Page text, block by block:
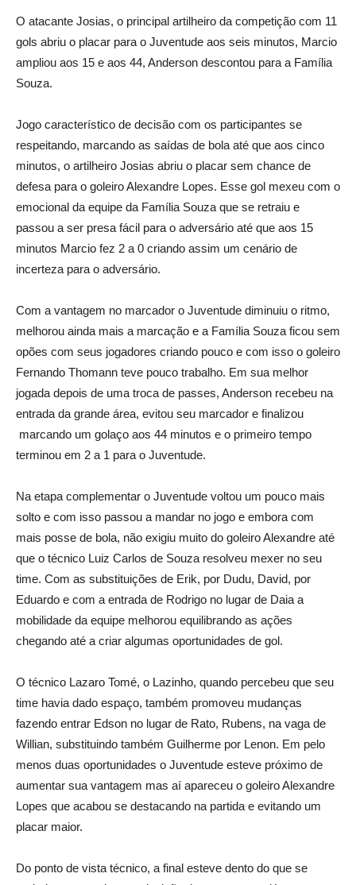
O atacante Josias, o principal artilheiro da competição com 11
gols abriu o placar para o Juventude aos seis minutos, Marcio
ampliou aos 15 e aos 44, Anderson descontou para a Família
Souza.
Jogo característico de decisão com os participantes se
respeitando, marcando as saídas de bola até que aos cinco
minutos, o artilheiro Josias abriu o placar sem chance de
defesa para o goleiro Alexandre Lopes. Esse gol mexeu com o
emocional da equipe da Família Souza que se retraiu e
passou a ser presa fácil para o adversário até que aos 15
minutos Marcio fez 2 a 0 criando assim um cenário de
incerteza para o adversário.
Com a vantagem no marcador o Juventude diminuiu o ritmo,
melhorou ainda mais a marcação e a Família Souza ficou sem
opões com seus jogadores criando pouco e com isso o goleiro
Fernando Thomann teve pouco trabalho. Em sua melhor
jogada depois de uma troca de passes, Anderson recebeu na
entrada da grande área, evitou seu marcador e finalizou
marcando um golaço aos 44 minutos e o primeiro tempo
terminou em 2 a 1 para o Juventude.
Na etapa complementar o Juventude voltou um pouco mais
solto e com isso passou a mandar no jogo e embora com
mais posse de bola, não exigiu muito do goleiro Alexandre até
que o técnico Luiz Carlos de Souza resolveu mexer no seu
time. Com as substituições de Erik, por Dudu, David, por
Eduardo e com a entrada de Rodrigo no lugar de Daia a
mobilidade da equipe melhorou equilibrando as ações
chegando até a criar algumas oportunidades de gol.
O técnico Lazaro Tomé, o Lazinho, quando percebeu que seu
time havia dado espaço, também promoveu mudanças
fazendo entrar Edson no lugar de Rato, Rubens, na vaga de
Willian, substituindo também Guilherme por Lenon. Em pelo
menos duas oportunidades o Juventude esteve próximo de
aumentar sua vantagem mas aí apareceu o goleiro Alexandre
Lopes que acabou se destacando na partida e evitando um
placar maior.
Do ponto de vista técnico, a final esteve dento do que se